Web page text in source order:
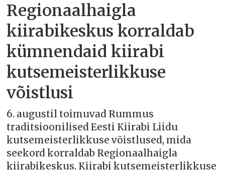
Regionaalhaigla
kiirabikeskus korraldab
kümnendaid kiirabi
kutsemeisterlikkuse
võistlusi
6. augustil toimuvad Rummus
traditsioonilised Eesti Kiirabi Liidu
kutsemeisterlikkuse võistlused, mida
seekord korraldab Regionaalhaigla
kiirabikeskus. Kiirabi kutsemeisterlikkuse